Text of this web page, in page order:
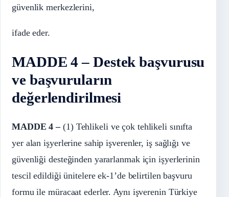
güvenlik merkezlerini,
ifade eder.
MADDE 4 – Destek başvurusu
ve başvuruların
değerlendirilmesi
MADDE 4 – (1) Tehlikeli ve çok tehlikeli sınıfta
yer alan işyerlerine sahip işverenler, iş sağlığı ve
güvenliği desteğinden yararlanmak için işyerlerinin
tescil edildiği ünitelere ek-1’de belirtilen başvuru
formu ile müracaat ederler. Aynı işverenin Türkiye